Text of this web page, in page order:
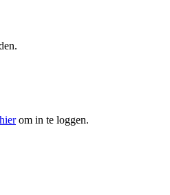
hierom in te loggen.